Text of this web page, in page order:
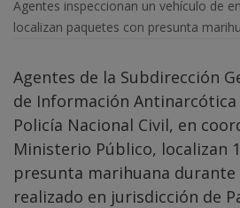
Agentes inspeccionan un vehículo de
localizan paquetes con presunta
Agentes de la Subdirección
de Información Antinarcótica
Policía Nacional Civil, en
Ministerio Público, localizan
presunta marihuana
realizado en jurisdicción de